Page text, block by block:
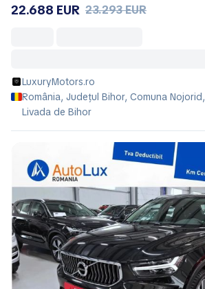
22.688 EUR 23.293 EUR
LuxuryMotors.ro
România, Județul Bihor, Comuna Nojorid,
Livada de Bihor